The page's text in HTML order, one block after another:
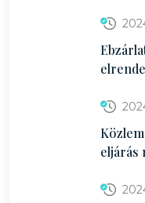
eljárás